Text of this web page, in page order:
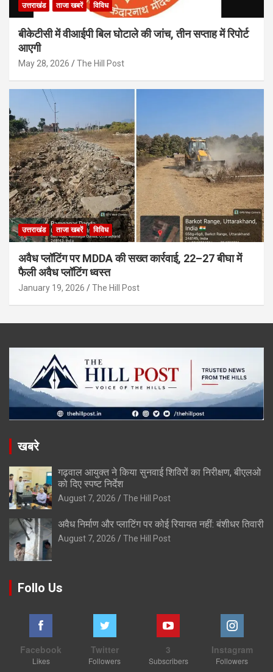
उत्तराखंड ताजा खबरें विविध
बीकेटीसी में वीआईपी बिल घोटाले की जांच, तीन सप्ताह में रिपोर्ट
आएगी
May 28, 2026 The Hill Post
उत्तराखंड ताजा खबरें विविध
अवैध प्लॉटिंग पर MDDA की सख्त कार्रवाई, 22–27 बीघा में
फैली अवैध प्लॉटिंग ध्वस्त
January 19, 2026 The Hill Post
खबरे
गढ़वाल आयुक्त ने किया सुनवाई शिविरों का निरीक्षण, बीएलओ
को दिए स्पष्ट निर्देश
August 7, 2026 The Hill Post
अवैध निर्माण और प्लाटिंग पर कोई रियायत नहीं: बंशीधर तिवारी
August 7, 2026 The Hill Post
Follo Us
Facebook
Likes
Twitter
Followers
3
Subscribers
Instagram
Followers